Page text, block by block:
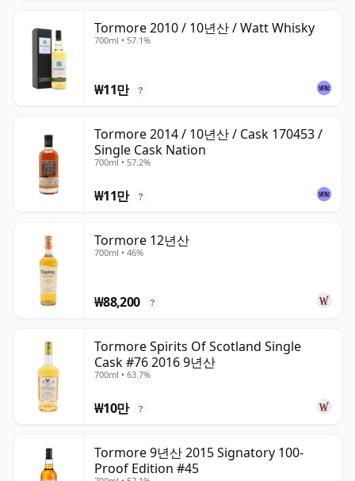
Tormore 2010 / 10년산 / Watt Whisky
700ml • 57.1%
₩11만 ?
Tormore 2014 / 10년산 / Cask 170453 /
Single Cask Nation
700ml • 57.2%
₩11만 ?
Tormore 12년산
700ml • 46%
₩88,200 ?
Tormore Spirits Of Scotland Single
Cask #76 2016 9년산
700ml • 63.7%
₩10만 ?
Tormore 9년산 2015 Signatory 100-
Proof Edition #45